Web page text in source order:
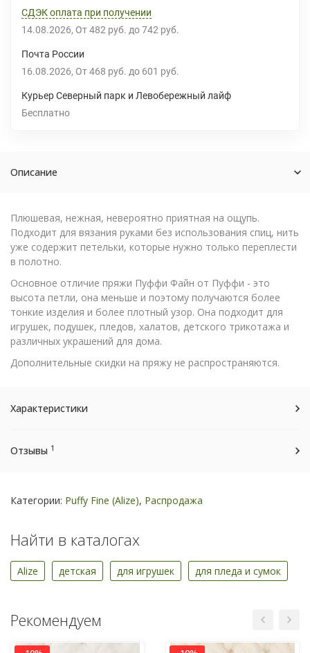
СДЭК оплата при получении
14.08.2026 От 482 руб. до 742 руб.
Почта России
16.08.2026 От 468 руб. до 601 руб.
Курьер Северный парк и Левобережный лайф
Бесплатно
Описание
Плюшевая, нежная, невероятно приятная на ощупь.
Подходит для вязания руками без использования спиц, нить
уже содержит петельки, которые нужно только переплести
в полотно.
Основное отличие пряжи Пуффи Файн от Пуффи - это
высота петли, она меньше и поэтому получаются более
тонкие изделия и более плотный узор. Она подходит для
игрушек, подушек, пледов, халатов, детского трикотажа и
различных украшений для дома.
Дополнительные скидки на пряжу не распространяются.
Характеристики
Отзывы 1
Категории: Puffy Fine (Alize), Распродажа
Найти в каталогах
Alize детская для игрушек для пледа и сумок
Рекомендуем